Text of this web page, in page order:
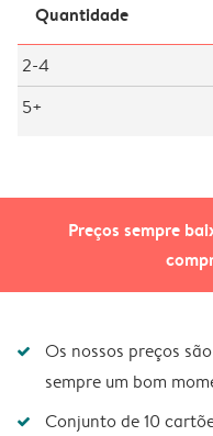
Preços sempre
Quantidade
2-4
5+
Os nossos preços
sempre um bom
Conjunto de 10